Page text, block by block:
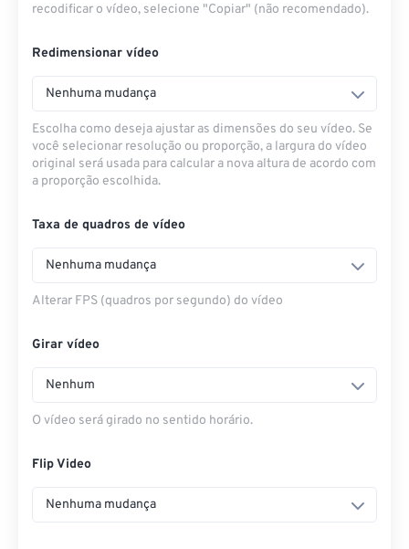
recodificar o vídeo, selecione "Copiar" (não recomendado).
Redimensionar vídeo
Nenhuma mudança
Escolha como deseja ajustar as dimensões do seu vídeo. Se
você selecionar resolução ou proporção, a largura do vídeo
original será usada para calcular a nova altura de acordo com
a proporção escolhida.
Taxa de quadros de vídeo
Nenhuma mudança
Alterar FPS (quadros por segundo) do vídeo
Girar vídeo
Nenhum
O vídeo será girado no sentido horário.
Flip Video
Nenhuma mudança